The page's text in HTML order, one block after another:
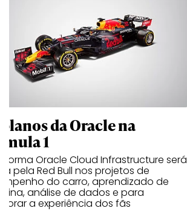
da Oracle na
1
Oracle Cloud Infrastructure será
pela Red Bull nos projetos de
do carro, aprendizado de
análise de dados e para
a experiência dos fãs